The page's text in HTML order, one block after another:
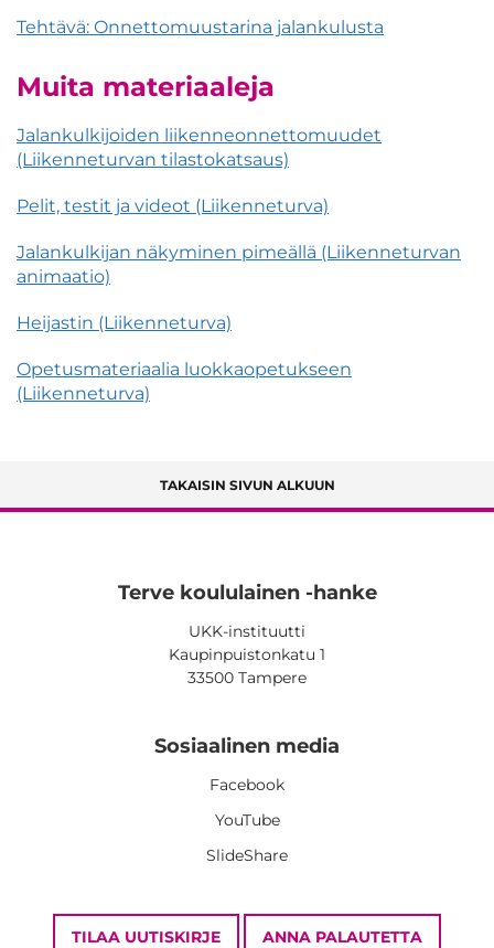
Tehtävä: Onnettomuustarina jalankulusta
Muita materiaaleja
Jalankulkijoiden liikenneonnettomuudet
(Liikenneturvan tilastokatsaus)
Pelit, testit ja videot (Liikenneturva)
Jalankulkijan näkyminen pimeällä (Liikenneturvan
animaatio)
Heijastin (Liikenneturva)
Opetusmateriaalia luokkaopetukseen
(Liikenneturva)
TAKAISIN SIVUN ALKUUN
Terve koululainen -hanke
UKK-instituutti
Kaupinpuistonkatu 1
33500 Tampere
Sosiaalinen media
Facebook
YouTube
SlideShare
TILAA UUTISKIRJE ANNA PALAUTETTA